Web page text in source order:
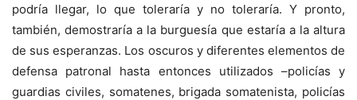
podría llegar, lo que toleraría y no toleraría. Y pronto,
también, demostraría a la burguesía que estaría a la altura
de sus esperanzas. Los oscuros y diferentes elementos de
defensa patronal hasta entonces utilizados –policías y
guardias civiles, somatenes, brigada somatenista, policías